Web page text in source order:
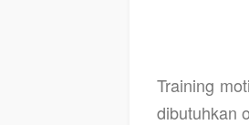
Training
dibutuhkan